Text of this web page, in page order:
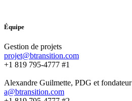
Équipe
Gestion de projets
projet@btransition.com
+1 819 795-4777 #1
Alexandre Guilmette, PDG et fondateur
a@btransition.com